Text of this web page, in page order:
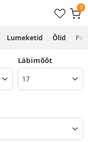
Lumeketid Õlid
Läbimõõt